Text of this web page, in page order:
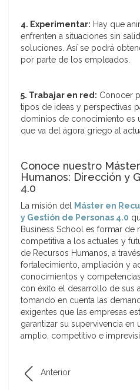
4. Experimentar: Hay que
enfrenten a situaciones sin
soluciones. Así se podrá
por parte de los empleados.
5. Trabajar en red: Conocer
tipos de ideas y perspectivas
dominios de conocimiento es
que va del ágora griego al
Conoce nuestro
Humanos: Dirección y
4.0
La misión del
Máster en
y Gestión de Personas 4.0
Business School es formar de
competitiva a los actuales y
de Recursos Humanos, a
fortalecimiento, ampliación y
conocimientos y
con éxito el desarrollo de sus
tomando en cuenta las
exigentes que las empresas
garantizar su supervivencia en
amplio, competitivo e
Anterior